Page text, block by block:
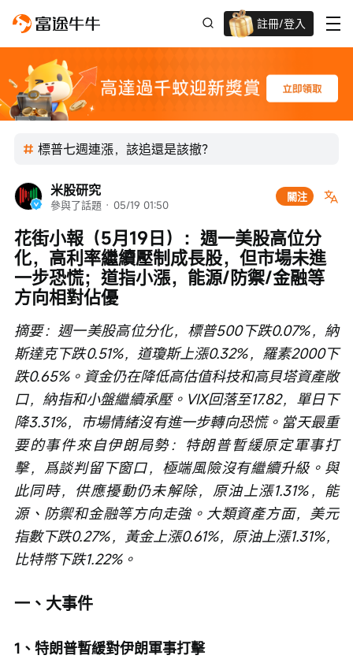
註冊/登入
標普七週連漲，該追還是該撤？
米股研究
參與了話題 · 05/19 01:50
關注
花街小報（5月19日）：週一美股高位分
化，高利率繼續壓制成長股，但市場未進
一步恐慌；道指小漲，能源/防禦/金融等
方向相對佔優
摘要：週一美股高位分化，標普500下跌0.07%，納
斯達克下跌0.51%，道瓊斯上漲0.32%，羅素2000下
跌0.65%。資金仍在降低高估值科技和高貝塔資產敞
口，納指和小盤繼續承壓。VIX回落至17.82，單日下
降3.31%，市場情緒沒有進一步轉向恐慌。當天最重
要的事件來自伊朗局勢：特朗普暫緩原定軍事打
擊，爲談判留下窗口，極端風險沒有繼續升級。與
此同時，供應擾動仍未解除，原油上漲1.31%，能
源、防禦和金融等方向走強。大類資產方面，美元
指數下跌0.27%，黃金上漲0.61%，原油上漲1.31%，
比特幣下跌1.22%。
一、大事件
1、特朗普暫緩對伊朗軍事打擊